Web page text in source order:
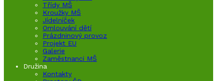
Třídy MŠ
Kroužky MŠ
Jídelníček
Omlouvání dětí
Prázdninový provoz
Projekt EU
Galerie
Zaměstnanci MŠ
Družina
Kontakty